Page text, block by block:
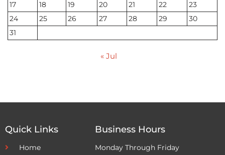
17
18 19 20 21 22
23
24
25 26 27 28 29
30
31
« Jul
Quick Links
Home
Business Hours
Monday Through Friday